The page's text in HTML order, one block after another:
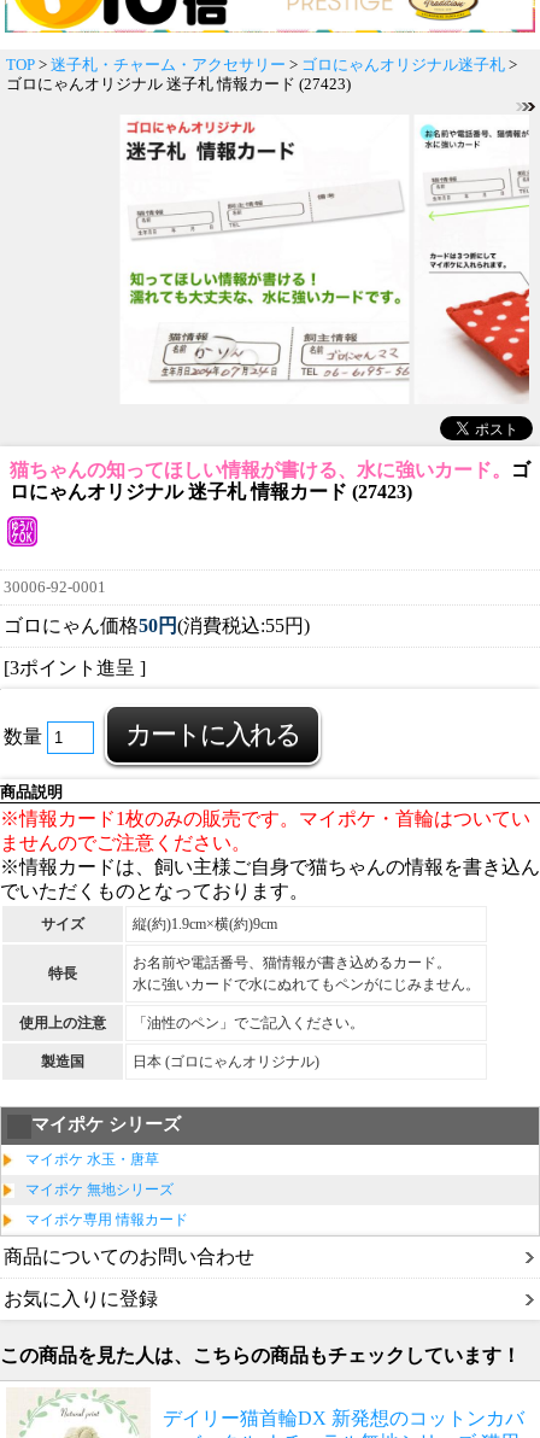
TOP > 迷子札・チャーム・アクセサリー > ゴロにゃんオリジナル迷子札 >
ゴロにゃんオリジナル 迷子札 情報カード (27423)
猫ちゃんの知ってほしい情報が書ける、水に強いカード。
ゴ
ロにゃんオリジナル 迷子札 情報カード (27423)
30006-92-0001
ゴロにゃん価格50円(消費税込:55円)
[3ポイント進呈 ]
数量
商品説明
※情報カード1枚のみの販売です。マイポケ・首輪はついてい
ませんのでご注意ください。
※情報カードは、飼い主様ご自身で猫ちゃんの情報を書き込ん
でいただくものとなっております。
サイズ 縦(約)1.9cm×横(約)9cm
特長
お名前や電話番号、猫情報が書き込めるカード。
水に強いカードで水にぬれてもペンがにじみません。
使用上の注意 「油性のペン」でご記入ください。
製造国 日本 (ゴロにゃんオリジナル)
マイポケ シリーズ
マイポケ 水玉・唐草
マイポケ 無地シリーズ
マイポケ専用 情報カード
商品についてのお問い合わせ
お気に入りに登録
この商品を見た人は、こちらの商品もチェックしています！
デイリー猫首輪DX 新発想のコットンカバ